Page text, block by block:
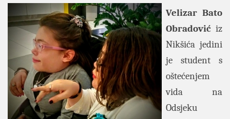
Velizar Bato
Obradović iz
Nikšića jedini
je student s
oštećenjem
vida na
Odsjeku